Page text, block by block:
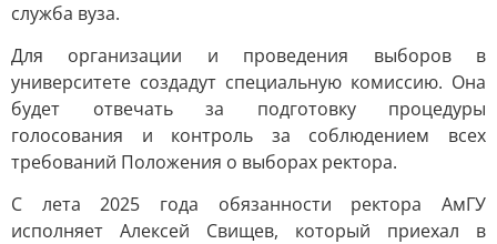
служба вуза.
Для организации и проведения выборов в
университете создадут специальную комиссию. Она
будет отвечать за подготовку процедуры
голосования и контроль за соблюдением всех
требований Положения о выборах ректора.
С лета 2025 года обязанности ректора АмГУ
исполняет Алексей Свищев, который приехал в